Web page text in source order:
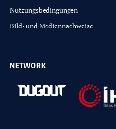
Nutzungsbedingungen
Bild- und Mediennachweise
NETWORK